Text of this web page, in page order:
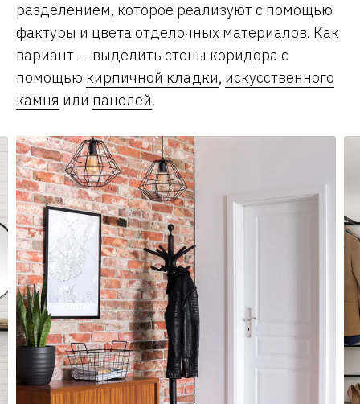
разделением, которое реализуют с помощью
фактуры и цвета отделочных материалов. Как
вариант — выделить стены коридора с
помощью кирпичной кладки, искусственного
камня или панелей.